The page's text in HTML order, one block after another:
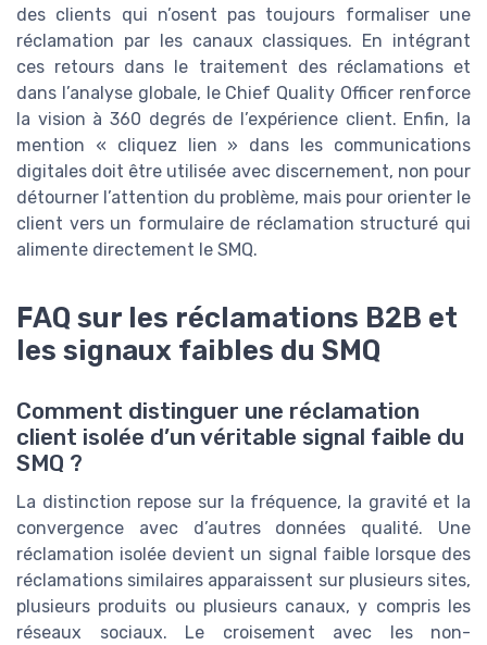
des clients qui n’osent pas toujours formaliser une
réclamation par les canaux classiques. En intégrant
ces retours dans le traitement des réclamations et
dans l’analyse globale, le Chief Quality Officer renforce
la vision à 360 degrés de l’expérience client. Enfin, la
mention « cliquez lien » dans les communications
digitales doit être utilisée avec discernement, non pour
détourner l’attention du problème, mais pour orienter le
client vers un formulaire de réclamation structuré qui
alimente directement le SMQ.
FAQ sur les réclamations B2B et
les signaux faibles du SMQ
Comment distinguer une réclamation
client isolée d’un véritable signal faible du
SMQ ?
La distinction repose sur la fréquence, la gravité et la
convergence avec d’autres données qualité. Une
réclamation isolée devient un signal faible lorsque des
réclamations similaires apparaissent sur plusieurs sites,
plusieurs produits ou plusieurs canaux, y compris les
réseaux sociaux. Le croisement avec les non-